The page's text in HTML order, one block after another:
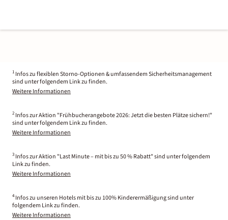
1 Infos zu flexiblen Storno-Optionen & umfassendem Sicherheitsmanagement
sind unter folgendem Link zu finden.
Weitere Informationen
2 Infos zur Aktion "Frühbucherangebote 2026: Jetzt die besten Plätze sichern!"
sind unter folgendem Link zu finden.
Weitere Informationen
3 Infos zur Aktion "Last Minute – mit bis zu 50 % Rabatt" sind unter folgendem
Link zu finden.
Weitere Informationen
4 Infos zu unseren Hotels mit bis zu 100% Kinderermäßigung sind unter
folgendem Link zu finden.
Weitere Informationen